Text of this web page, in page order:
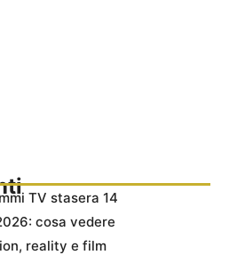
TV stasera 14
cosa vedere
reality e film